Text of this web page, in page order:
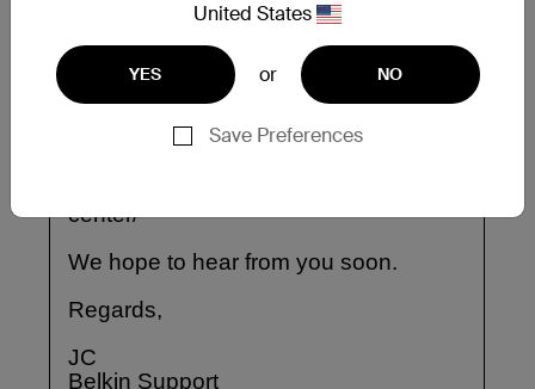
United States
YES or NO
Save Preferences